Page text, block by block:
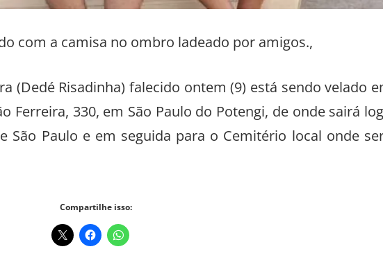
com a camisa no ombro ladeado por amigos.,
(Dedé Risadinha) falecido ontem (9) está sendo velado
Ferreira, 330, em São Paulo do Potengi, de onde sairá
São Paulo e em seguida para o Cemitério local onde
Compartilhe isso: